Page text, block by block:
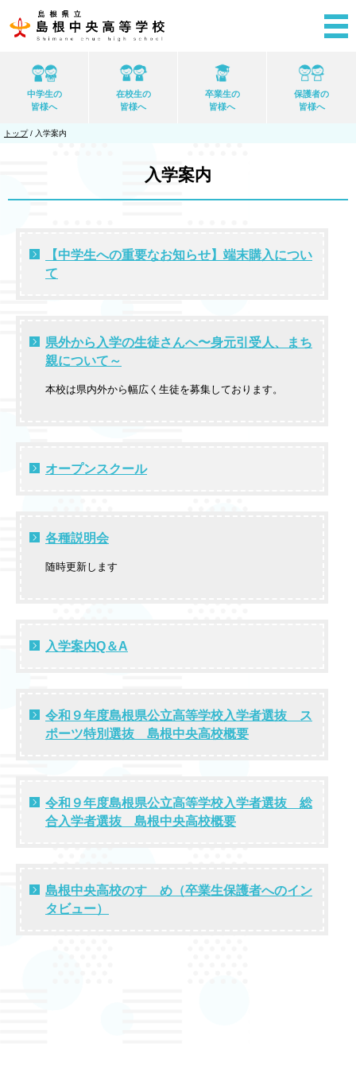
中学生の
皆様へ
在校生の
皆様へ
卒業生の
皆様へ
保護者の
皆様へ
現
トップ/ 入学案内
入学案内
【中学生への重要なお知らせ】端末購入につい
て
県外から入学の生徒さんへ〜身元引受人、まち
親について～
本校は県内外から幅広く生徒を募集しております。
オープンスクール
各種説明会
随時更新します
入学案内Q＆A
令和９年度島根県公立高等学校入学者選抜 ス
ポーツ特別選抜 島根中央高校概要
令和９年度島根県公立高等学校入学者選抜 総
合入学者選抜 島根中央高校概要
島根中央高校のすゝめ（卒業生保護者へのイン
タビュー）